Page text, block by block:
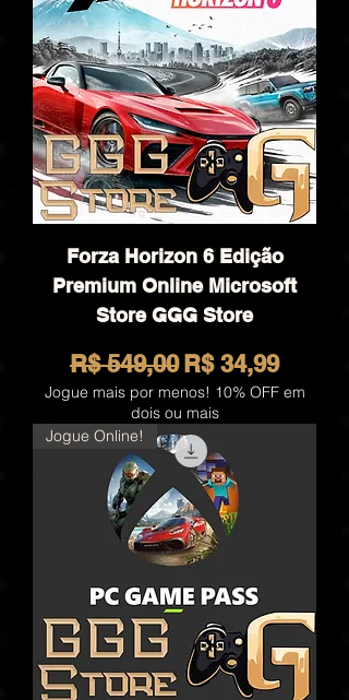
Forza Horizon 6 Edição
Premium Online Microsoft
Store GGG Store
Preço normal
R$ 549,00Preço
R$ 34,99
Jogue mais por menos! 10% OFF em
dois ou mais
Jogue Online!